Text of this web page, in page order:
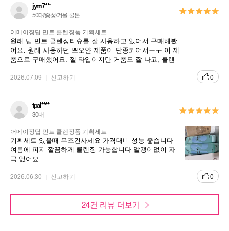
jym7***
50대/중성/겨울 쿨톤
어메이징딥 민트 클렌징폼 기획세트
원래 딥 민트 클렌징티슈를 잘 사용하고 있어서 구매해봤
어요. 원래 사용하던 뽀오얀 제품이 단종되어서ㅜㅜ 이 제
품으로 구매했어요. 젤 타입이지만 거품도 잘 나고, 클렌
2026.07.09 신고하기 0
tpal****
30대
어메이징딥 민트 클렌징폼 기획세트
기획세트 있을때 무조건사세요 가격대비 성능 좋습니다
여름에 피지 깔끔하게 클렌징 가능합니다 알갱이없이 자
극 없어요
2026.06.30 신고하기 0
24건 리뷰 더보기